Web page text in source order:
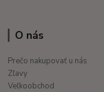
O nás
Prečo nakupovať u nás
Zľavy
Veľkoobchod